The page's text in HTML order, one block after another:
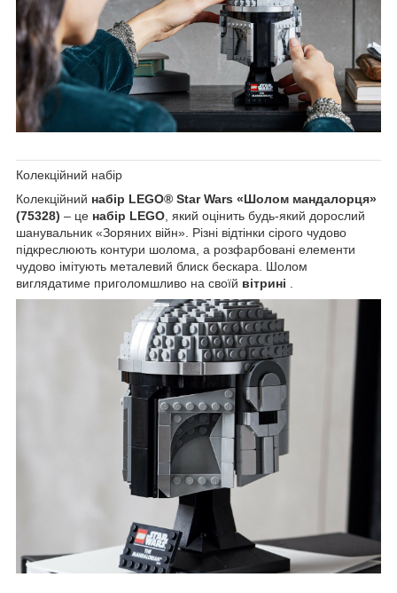
Колекційний набір
Колекційний набір LEGO® Star Wars «Шолом мандалорця»
(75328) – це набір LEGO , який оцінить будь-який дорослий
шанувальник «Зоряних війн». Різні відтінки сірого чудово
підкреслюють контури шолома, а розфарбовані елементи
чудово імітують металевий блиск бескара. Шолом
виглядатиме приголомшливо на своїй вітрині